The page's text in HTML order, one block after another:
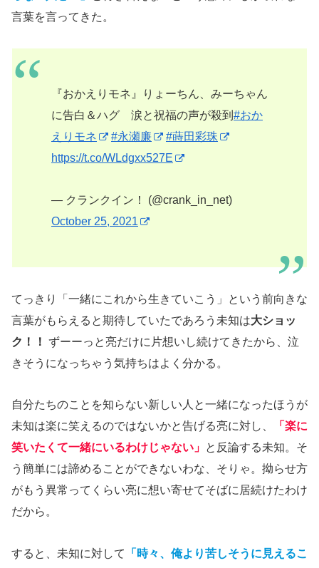
言葉を言ってきた。
『おかえりモネ』りょーちん、みーちゃん
に告白＆ハグ 涙と祝福の声が殺到 #おか
えりモネ
#永瀬廉
#蒔田彩珠
https://t.co/WLdgxx527E
— クランクイン！ (@crank_in_net)
October 25, 2021
てっきり「一緒にこれから生きていこう」という前向きな
言葉がもらえると期待していたであろう未知は大ショッ
ク！！ ずーーっと亮だけに片想いし続けてきたから、泣
きそうになっちゃう気持ちはよく分かる。
自分たちのことを知らない新しい人と一緒になったほうが
未知は楽に笑えるのではないかと告げる亮に対し、
「楽に
笑いたくて一緒にいるわけじゃない」 と反論する未知。そ
う簡単には諦めることができないわな、そりゃ。拗らせ方
がもう異常ってくらい亮に想い寄せてそばに居続けたわけ
だから。
すると、未知に対して
「時々、俺より苦しそうに見えるこ